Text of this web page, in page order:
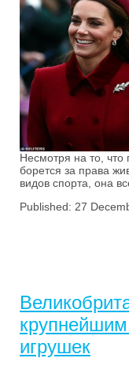
Несмотря на то, что
борется за права
видов спорта, она
Published: 27
игрушек